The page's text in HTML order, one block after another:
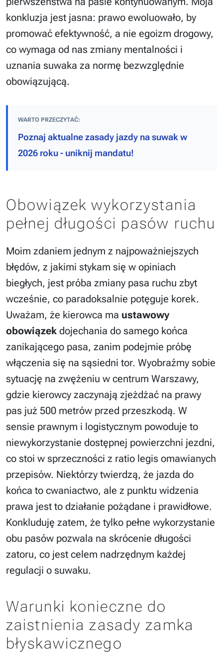
konkluzja jest jasna: prawo ewoluowało, by
promować efektywność, a nie egoizm drogowy,
co wymaga od nas zmiany mentalności i
uznania suwaka za normę bezwzględnie
obowiązującą.
WARTO PRZECZYTAĆ:
Poznaj aktualne zasady jazdy na suwak w
2026 roku - uniknij mandatu!
Obowiązek wykorzystania
pełnej długości pasów ruchu
Moim zdaniem jednym z najpoważniejszych
błędów, z jakimi stykam się w opiniach
biegłych, jest próba zmiany pasa ruchu zbyt
wcześnie, co paradoksalnie potęguje korek.
Uważam, że kierowca ma ustawowy
obowiązek dojechania do samego końca
zanikającego pasa, zanim podejmie próbę
włączenia się na sąsiedni tor. Wyobraźmy sobie
sytuację na zwężeniu w centrum Warszawy,
gdzie kierowcy zaczynają zjeżdżać na prawy
pas już 500 metrów przed przeszkodą. W
sensie prawnym i logistycznym powoduje to
niewykorzystanie dostępnej powierzchni jezdni,
co stoi w sprzeczności z ratio legis omawianych
przepisów. Niektórzy twierdzą, że jazda do
końca to cwaniactwo, ale z punktu widzenia
prawa jest to działanie pożądane i prawidłowe.
Konkluduję zatem, że tylko pełne wykorzystanie
obu pasów pozwala na skrócenie długości
zatoru, co jest celem nadrzędnym każdej
regulacji o suwaku.
Warunki konieczne do
zaistnienia zasady zamka
błyskawicznego